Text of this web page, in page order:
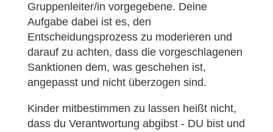
Gruppenleiter/in vorgegebene. Deine
Aufgabe dabei ist es, den
Entscheidungsprozess zu moderieren und
darauf zu achten, dass die vorgeschlagenen
Sanktionen dem, was geschehen ist,
angepasst und nicht überzogen sind.
Kinder mitbestimmen zu lassen heißt nicht,
dass du Verantwortung abgibst - DU bist und